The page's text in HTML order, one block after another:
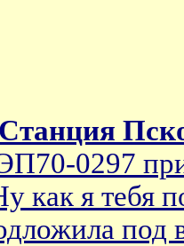
Станция
0297
как я тебя
под